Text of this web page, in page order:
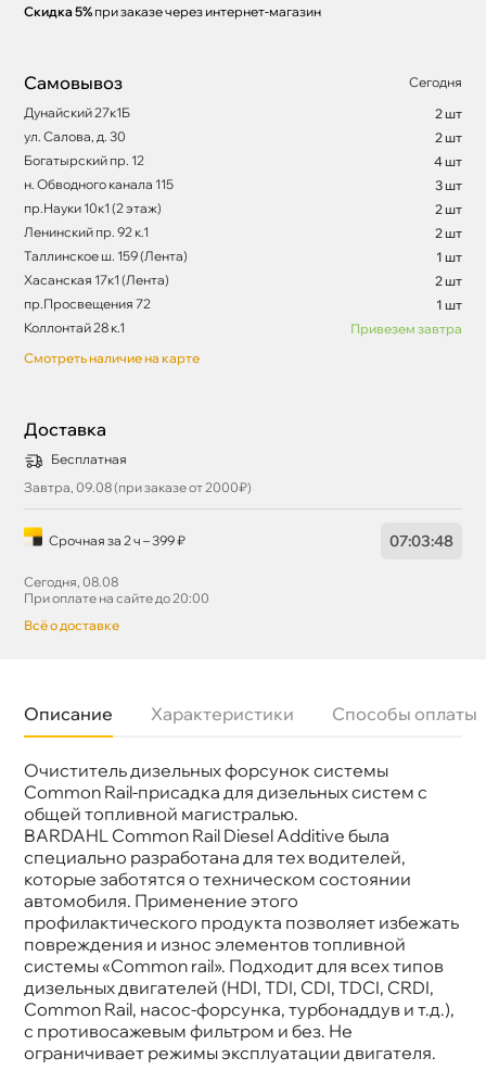
Скидка 5% при заказе через интернет-магазин
Самовывоз
Сегодня
Дунайский 27к1Б
2 шт
ул. Салова, д. 30
2 шт
Богатырский пр. 12
4 шт
н. Обводного канала 115
3 шт
пр.Науки 10к1 (2 этаж)
2 шт
Ленинский пр. 92 к.1
2 шт
Таллинское ш. 159 (Лента)
1 шт
Хасанская 17к1 (Лента)
2 шт
пр.Просвещения 72
1 шт
Коллонтай 28 к.1
Привезем завтра
Смотреть наличие на карте
Доставка
Бесплатная
Завтра, 09.08 (при заказе от 2000₽)
Срочная за 2 ч – 399 ₽ 07:03:48
Сегодня, 08.08
При оплате на сайте до 20:00
сё о доставке
Описание Характеристики Способы оплаты
Очиститель дизельных форсунок системы
Common Rail-присадка для дизельных систем с
общей топливной магистралью.
BARDAHL Common Rail Diesel Additive была
специально разработана для тех водителей,
которые заботятся о техническом состоянии
автомобиля. Применение этого
профилактического продукта позволяет избежать
повреждения и износ элементов топливной
системы «Common rail». Подходит для всех типо
дизельных двигателей (HDI, TDI, CDI, TDCI, CRDI,
Common Rail, насос-форсунка, турбонаддув и т.д.),
с противосажевым фильтром и без. Не
ограничивает режимы эксплуатации двигателя.
Назначение
Присадки в топливо Дизель
Бренд
Объем
0.5л
Артикул
1072